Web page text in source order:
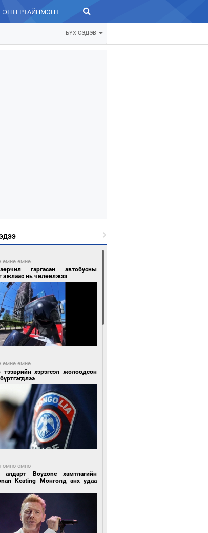
ЭНТЕРТАЙНМЭНТ ЗУРХАЙ
БҮХ СЭДЭВ
өмнө өмнө
гаргасан автобусны
ажлаас нь чөлөөлжээ
өмнө өмнө
тээврийн хэрэгсэл жолоодсон
өмнө өмнө
алдарт Boyzone хамтлагийн
Keating Монголд анх удаа